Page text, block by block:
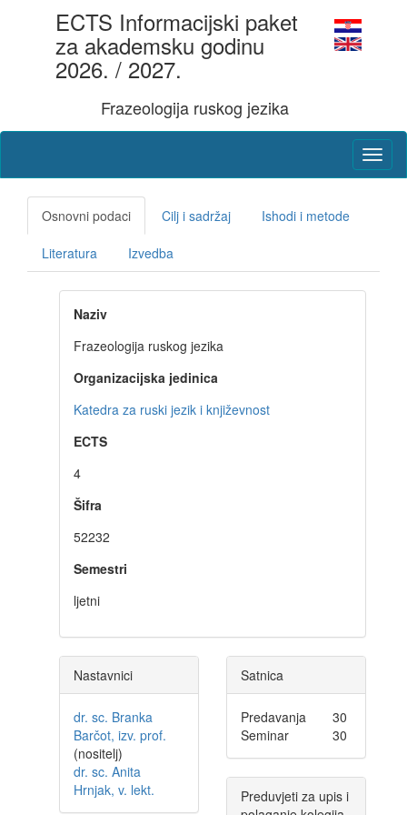
ECTS Informacijski paket
za akademsku godinu
2026. / 2027.
Frazeologija ruskog jezika
Osnovni podaci Cilj i sadržaj Ishodi i metode
Literatura Izvedba
Naziv
Frazeologija ruskog jezika
Organizacijska jedinica
Katedra za ruski jezik i književnost
ECTS
4
Šifra
52232
Semestri
ljetni
Nastavnici
dr. sc. Branka
Barčot, izv. prof.
(nositelj)
dr. sc. Anita
Hrnjak, v. lekt.
Satnica
Predavanja
30
Seminar
30
Preduvjeti za upis i